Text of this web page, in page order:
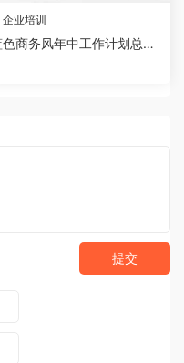
企业培训
商务风年中工作计划总结P
提交